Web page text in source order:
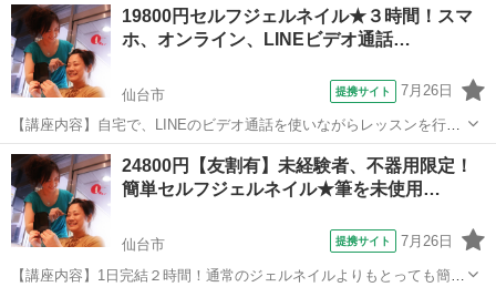
19800円セルフジェルネイル★３時間！スマ
ホ、オンライン、LINEビデオ通話…
仙台市 提携サイト 7月26日
【講座内容】自宅で、LINEのビデオ通話を使いながらレッスンを行い
ます。1日完結3時間！気軽にセルフジェルネイルが楽しめるようにな
るレッスンです。デザインは特に指定が無ければ、未経験の方でも簡
単なラメグラデーションを予定。ご...
宮城 仙台市 ネイル
24800円【友割有】未経験者、不器用限定！
簡単セルフジェルネイル★筆を未使用…
仙台市 提携サイト 7月26日
【講座内容】1日完結２時間！通常のジェルネイルよりもとっても簡単